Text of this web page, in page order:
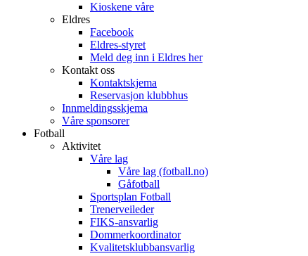
Kioskene våre
Eldres
Facebook
Eldres-styret
Meld deg inn i Eldres her
Kontakt oss
Kontaktskjema
Reservasjon klubbhus
Innmeldingsskjema
Våre sponsorer
Fotball
Aktivitet
Våre lag
Våre lag (fotball.no)
Gåfotball
Sportsplan Fotball
Trenerveileder
FIKS-ansvarlig
Dommerkoordinator
Kvalitetsklubbansvarlig